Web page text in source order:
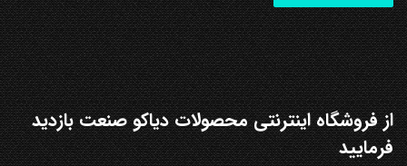
از فروشگاه اینترنتی محصولات دیاکو صنعت بازدید
فرمایید